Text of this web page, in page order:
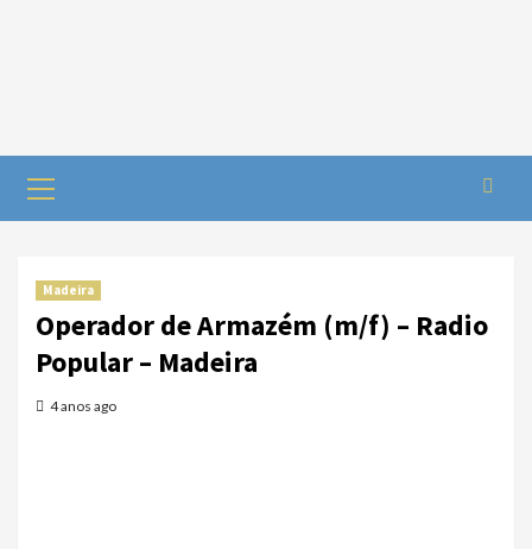
Madeira
Operador de Armazém (m/f) – Radio
Popular – Madeira
4 anos ago